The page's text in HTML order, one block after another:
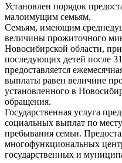
Установлен порядок
малоимущим семьям.
Семьям, имеющим
величины прожиточного
Новосибирской области,
последующих детей после
предоставляется
выплаты равен величине
установленного в
обращения.
Государственная услуга
социальных выплат по
пребывания семьи.
многофункциональных
государственных и